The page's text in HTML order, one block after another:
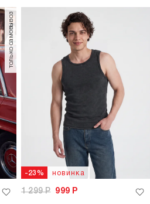
только самовывоз
-23% новинка
1 299Р 999 Р